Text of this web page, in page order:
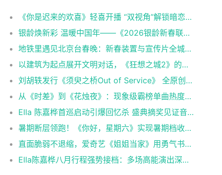
《你是迟来的欢喜》轻喜开播 “双视角”解锁暗恋心事上演春日纯暧
银龄焕新彩 温暖中国年——《2026银龄新春联欢会》聚焦有爱有梦老龄群像
地铁里遇见北京台春晚：新春装置与宣传片全城上线
以建筑为起点展开文明对话，《狂想之城2》的四重叩问与三维跃升
刘胡轶发行《须臾之桥Out of Service》 全原创钢琴演奏展现音乐才华
从《时差》到《花烛夜》：现象级霸榜单曲热度不断，巡演加场持续升温
Ella 陈嘉桦首巡启动引爆回忆杀 盛典摘奖见证音乐影响力与舞台魅力
暑期断层领跑！《你好，星期六》实现暑期档收视13连冠
直面脆弱不退缩，爱奇艺《姐姐当家》用勇气书写中女“当家”哲学，让“不再害怕”照见生活力量
Ella陈嘉桦八月行程强势接档：多场高能演出深度宠粉，炽热舞台引爆全网期待